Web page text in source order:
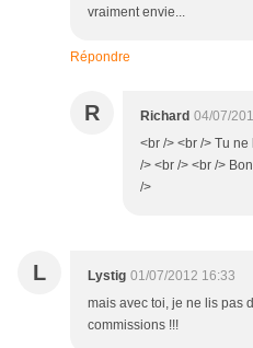
vraiment envie...
Répondre
R Richard 04/07/
<br /> <br /> Tu
/> <br /> <br />
/>
L Lystig 01/07/2012 16:33
mais avec toi, je ne lis pas
commissions !!!